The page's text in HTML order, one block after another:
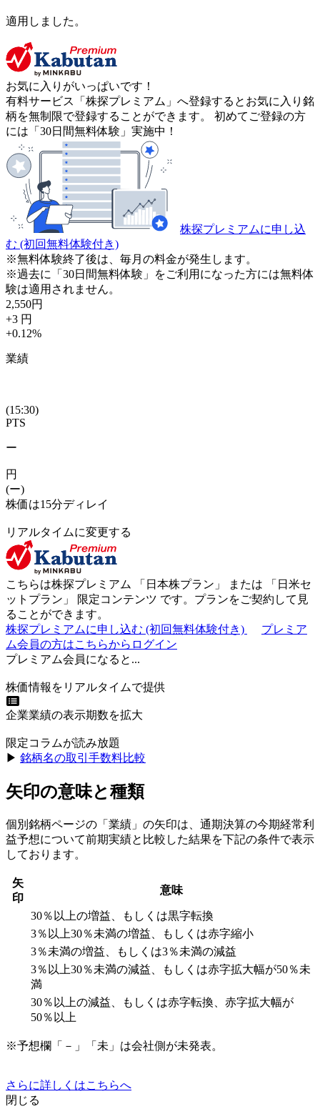
適用しました。
お気に入りがいっぱいです！
有料サービス「株探プレミアム」へ登録するとお気に入り銘
柄を無制限で登録することができます。 初めてご登録の方
には「30日間無料体験」実施中！
株探プレミアムに申し込
む (初回無料体験付き)
※無料体験終了後は、毎月の料金が発生します。
※過去に「30日間無料体験」をご利用になった方には無料体
験は適用されません。
2,550円
+3 円
+0.12%
業績
(15:30)
PTS
ー
円
(ー)
株価は15分ディレイ
リアルタイムに変更する
こちらは株探プレミアム 「 日本株プラン 」 または 「 日米セ
ットプラン 」 限定コンテンツ です。プランをご契約して見
ることができます。
株探プレミアムに申し込む (初回無料体験付き)
プレミア
ム会員の方はこちらからログイン
プレミアム会員になると...
株価情報をリアルタイムで提供
企業業績の表示期数を拡大
限定コラムが読み放題
▶︎ 銘柄名の取引手数料比較
矢印の意味と種類
個別銘柄ページの「業績」の矢印は、通期決算の今期経常利
益予想について前期実績と比較した結果を下記の条件で表示
しております。
矢
印
意味
30％以上の増益、もしくは黒字転換
3％以上30％未満の増益、もしくは赤字縮小
3％未満の増益、もしくは3％未満の減益
3％以上30％未満の減益、もしくは赤字拡大幅が50％未
満
30％以上の減益、もしくは赤字転換、赤字拡大幅が
50％以上
※予想欄「－」「未」は会社側が未発表。
さらに詳しくはこちらへ
閉じる